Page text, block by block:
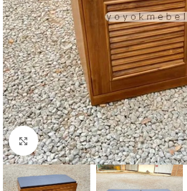
Click to enlarge